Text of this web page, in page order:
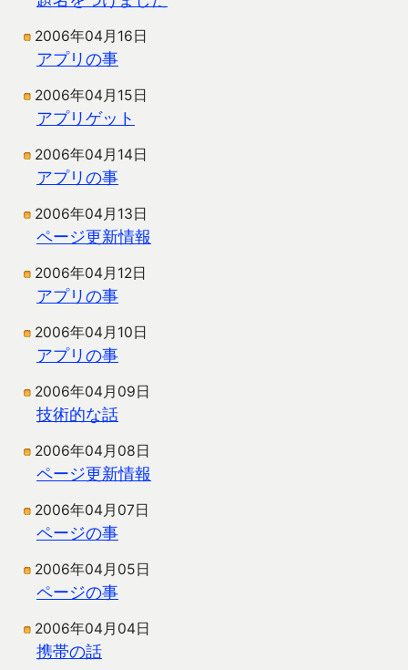
2006年04月16日
アプリの事
2006年04月15日
アプリゲット
2006年04月14日
アプリの事
2006年04月13日
ページ更新情報
2006年04月12日
アプリの事
2006年04月10日
アプリの事
2006年04月09日
技術的な話
2006年04月08日
ページ更新情報
2006年04月07日
ページの事
2006年04月05日
ページの事
2006年04月04日
携帯の話